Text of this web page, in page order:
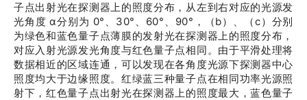
子点出射光在探测器上的照度分布，从左到右对应的光源发
光角度 α分别为 0°、30°、60°、90°，（b）、（c）分别
为绿色和蓝色量子点薄膜的发射光在探测器上的照度分布，
对应入射光源发光角度与红色量子点相同。由于平滑处理将
数据相近的区域连通，可以发现在各角度光源下探测器中心
照度均大于边缘照度。红绿蓝三种量子点在相同功率光源照
射下，红色量子点出射光在探测器上的照度最大，蓝色量子